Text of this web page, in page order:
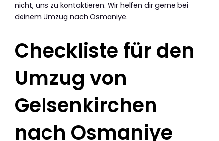
nicht, uns zu kontaktieren. Wir helfen dir gerne bei
deinem Umzug nach Osmaniye.
Checkliste für den
Umzug von
Gelsenkirchen
nach Osmaniye